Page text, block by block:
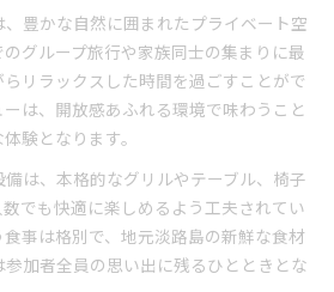
豊かな自然に囲まれたプライベート空
グループ旅行や家族同士の集まりに最
リラックスした時間を過ごすことがで
は、開放感あふれる環境で味わうこと
験となります。
は、本格的なグリルやテーブル、椅子
でも快適に楽しめるよう工夫されてい
事は格別で、地元淡路島の新鮮な食材
加者全員の思い出に残るひとときとな